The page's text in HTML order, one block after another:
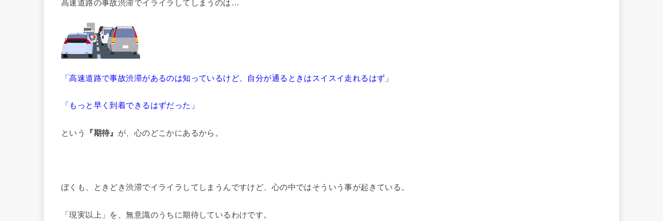
高速道路の事故渋滞でイライラしてしまうのは…
「高速道路で事故渋滞があるのは知っているけど、自分が通るときはスイスイ走れるはず」
「もっと早く到着できるはずだった」
という 『期待』 が、心のどこかにあるから。
ぼくも、ときどき渋滞でイライラしてしまうんですけど、心の中ではそういう事が起きている。
「現実以上」を、無意識のうちに期待しているわけです。